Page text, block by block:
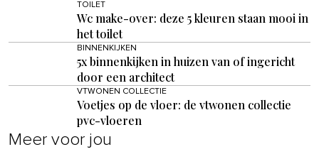
TOILET
Wc make-over: deze 5 kleuren staan mooi in
het toilet
BINNENKIJKEN
5x binnenkijken in huizen van of ingericht
door een architect
VTWONEN COLLECTIE
Voetjes op de vloer: de vtwonen collectie
pvc-vloeren
Meer voor jou